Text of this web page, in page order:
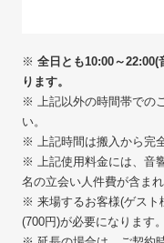
※ 全日とも10:00～22:00(
ります。
※ 上記以外の時間帯での
い。
※ 上記時間は搬入から完
※ 上記使用料金には、音
名の立会い人件費が含まれ
※ 来場するお客様(ゲスト
(700円)が必要になります。